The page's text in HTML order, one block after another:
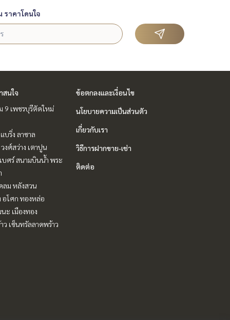
ราคาโดนใจ
สนใจ
9 เพชรบุรีตัดใหม่
บริ่ง ลาซาล
งศ์สว่าง เตาปูน
บศร์ สนามบินน้ำ พระ
ลม หลังสวน
อโศก ทองหล่อ
ะ เมืองทอง
ว เซ็นทรัลลาดพร้าว
ข้อตกลงและเงื่อนไข
นโยบายความเป็นส่วนตัว
เกี่ยวกับเรา
วิธีการฝากขาย-เช่า
ติดต่อ